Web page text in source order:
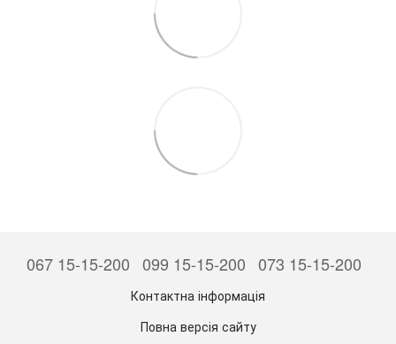
067 15-15-200 099 15-15-200 073 15-15-200
Контактна інформація
Повна версія сайту